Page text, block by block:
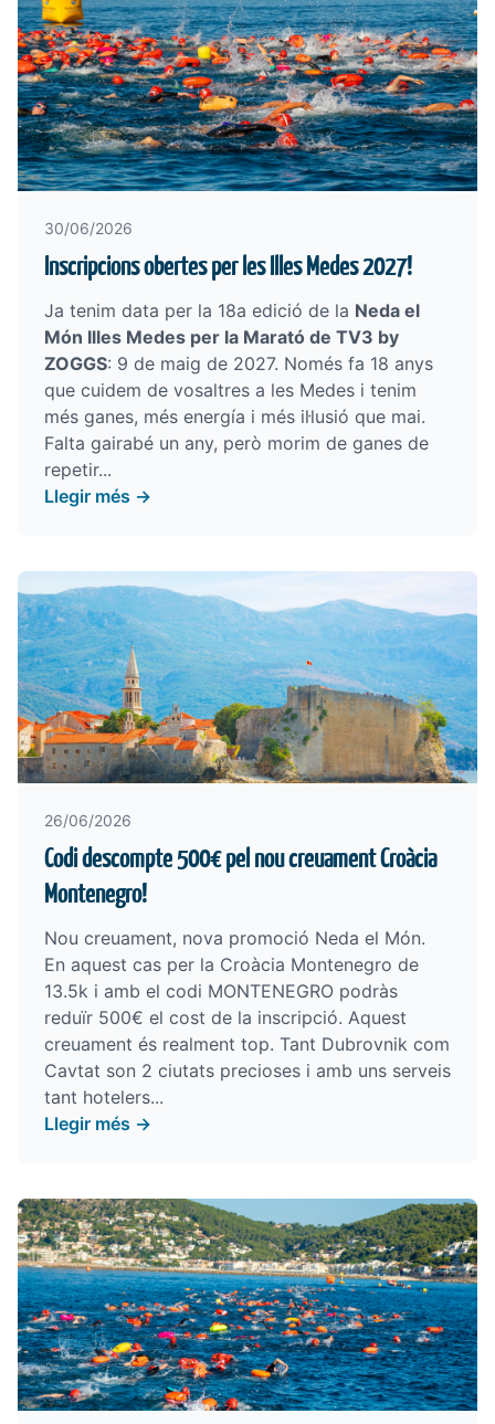
30/06/2026
Inscripcions obertes per les Illes Medes 2027!
Ja tenim data per la 18a edició de la Neda el
Món Illes Medes per la Marató de TV3 by
ZOGGS: 9 de maig de 2027. Només fa 18 anys
que cuidem de vosaltres a les Medes i tenim
més ganes, més energía i més il·lusió que mai.
Falta gairabé un any, però morim de ganes de
repetir...
Llegir més →
26/06/2026
Codi descompte 500€ pel nou creuament Croàcia
Montenegro!
Nou creuament, nova promoció Neda el Món.
En aquest cas per la Croàcia Montenegro de
13.5k i amb el codi MONTENEGRO podràs
reduïr 500€ el cost de la inscripció. Aquest
creuament és realment top. Tant Dubrovnik com
Cavtat son 2 ciutats precioses i amb uns serveis
tant hotelers...
Llegir més →